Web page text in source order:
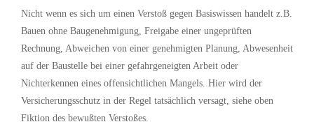
Nicht wenn es sich um einen Verstoß gegen Basiswissen handelt z.B.
Bauen ohne Baugenehmigung, Freigabe einer ungeprüften
Rechnung, Abweichen von einer genehmigten Planung, Abwesenheit
auf der Baustelle bei einer gefahrgeneigten Arbeit oder
Nichterkennen eines offensichtlichen Mangels. Hier wird der
Versicherungsschutz in der Regel tatsächlich versagt, siehe oben
Fiktion des bewußten Verstoßes.